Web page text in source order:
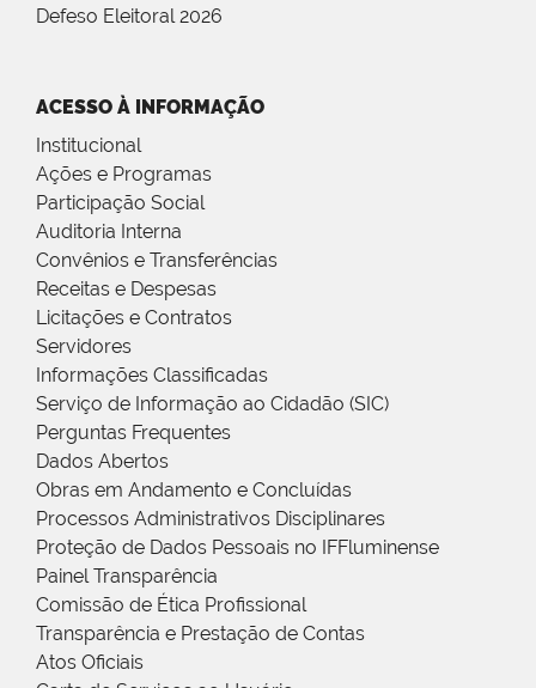
Defeso Eleitoral 2026
ACESSO À INFORMAÇÃO
Institucional
Ações e Programas
Participação Social
Auditoria Interna
Convênios e Transferências
Receitas e Despesas
Licitações e Contratos
Servidores
Informações Classificadas
Serviço de Informação ao Cidadão (SIC)
Perguntas Frequentes
Dados Abertos
Obras em Andamento e Concluídas
Processos Administrativos Disciplinares
Proteção de Dados Pessoais no IFFluminense
Painel Transparência
Comissão de Ética Profissional
Transparência e Prestação de Contas
Atos Oficiais